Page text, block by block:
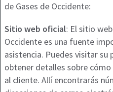
de Gases de Occidente:
Sitio web oficial: El sitio
Occidente es una fuente
asistencia. Puedes visitar su
obtener detalles sobre
al cliente. Allí encontrarás